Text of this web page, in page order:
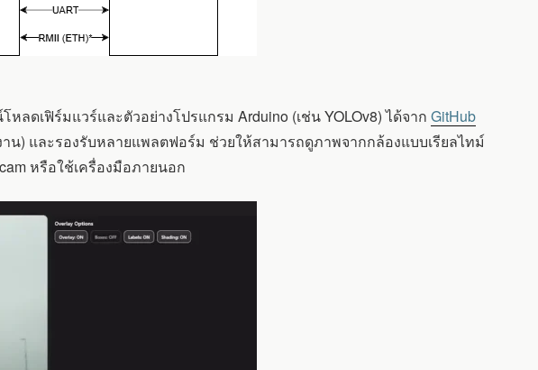
ดเฟิร์มแวร์และตัวอย่างโปรแกรม Arduino (เช่น YOLOv8) ได้จาก GitHub
น) และรองรับหลายแพลตฟอร์ม ช่วยให้สามารถดูภาพจากกล้องแบบเรียลไทม์
หรือใช้เครื่องมือภายนอก